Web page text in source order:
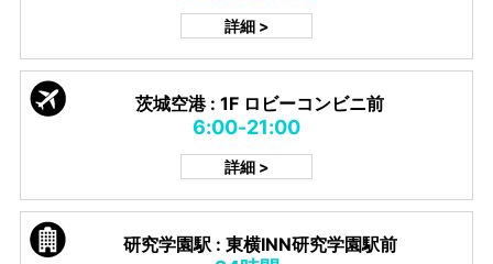
詳細 >
茨城空港 : 1F ロビーコンビニ前
6:00-21:00
詳細 >
研究学園駅 : 東横INN研究学園駅前